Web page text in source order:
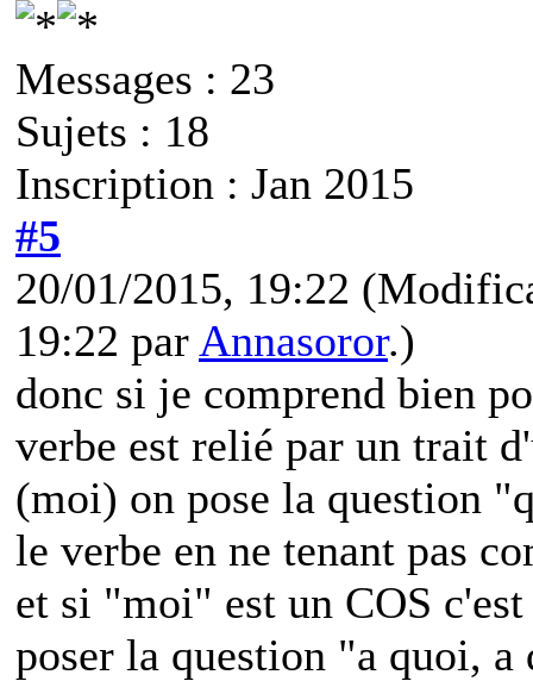
Messages : 23
Sujets : 18
Inscription : Jan 2015
#5
20/01/2015, 19:22
19:22 par Annasoror.)
donc si je comprend bien
verbe est relié par un trait
(moi) on pose la question
le verbe en ne tenant pas
et si "moi" est un COS
poser la question "a quoi,